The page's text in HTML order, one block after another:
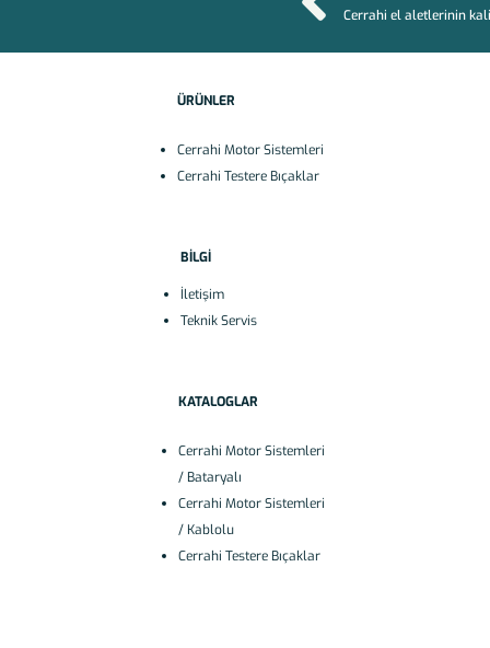
ÜRÜNLER
Cerrahi Motor Sistemleri
Cerrahi Testere Bıçaklar
BİLGİ
İletişim
Teknik Servis
KATALOGLAR
Cerrahi Motor Sistemleri
/ Bataryalı
Cerrahi Motor Sistemleri
/ Kablolu
Cerrahi Testere Bıçaklar